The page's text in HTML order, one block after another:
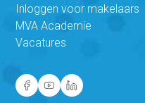
Inloggen voor makelaars
MVA Academie
Vacatures